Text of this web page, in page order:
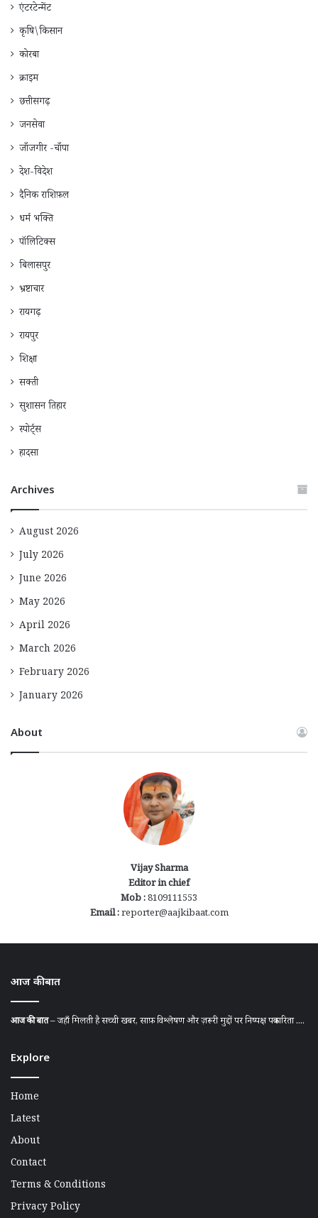
एंटरटेन्मेंट
कृषि\किसान
कोरबा
क्राइम
छत्तीसगढ़
जनसेवा
जाँजगीर -चाँपा
देश-विदेश
दैनिक राशिफ़ल
धर्म भक्ति
पॉलिटिक्स
बिलासपुर
भ्रष्टाचार
रायगढ़
रायपुर
शिक्षा
सक्ती
सुशासन तिहार
स्पोर्ट्स
हादसा
Archives
August 2026
July 2026
June 2026
May 2026
April 2026
March 2026
February 2026
January 2026
About
Vijay Sharma
Editor in chief
Mob :8109111553
Email :reporter@aajkibaat.com
आज की बात
आज की बात– जहाँ मिलती है सच्ची खबर, साफ़ विश्लेषण और ज़रूरी मुद्दों पर निष्पक्ष पत्रकारिता ....
Explore
Home
Latest
About
Contact
Terms & Conditions
Privacy Policy